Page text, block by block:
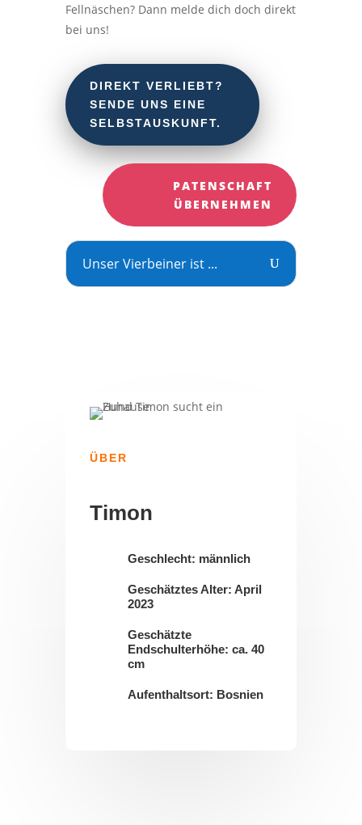
Fellnäschen? Dann melde dich doch direkt
bei uns!
DIREKT VERLIEBT?
SENDE UNS EINE
SELBSTAUSKUNFT.
PATENSCHAFT
ÜBERNEHMEN
Unser Vierbeiner ist ...
ÜBER
Timon
Geschlecht: männlich
Geschätztes Alter: April
2023
Geschätzte
Endschulterhöhe: ca. 40
cm
Aufenthaltsort: Bosnien